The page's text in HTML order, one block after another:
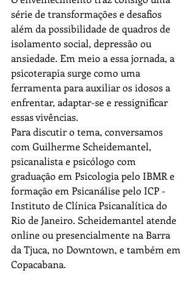
série de transformações e desafios
além da possibilidade de quadros de
isolamento social, depressão ou
ansiedade. Em meio a essa jornada, a
psicoterapia surge como uma
ferramenta para auxiliar os idosos a
enfrentar, adaptar-se e ressignificar
essas vivências.
Para discutir o tema, conversamos
com Guilherme Scheidemantel,
psicanalista e psicólogo com
graduação em Psicologia pelo IBMR e
formação em Psicanálise pelo ICP -
Instituto de Clínica Psicanalítica do
Rio de Janeiro. Scheidemantel atende
online ou presencialmente na Barra
da Tjuca, no Downtown, e também em
Copacabana.